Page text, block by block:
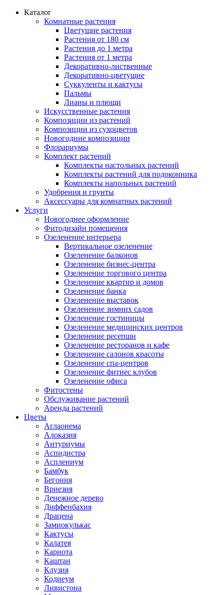
Каталог
Комнатные растения
Цветущие растения
Растения от 180 см
Растения до 1 метра
Растения от 1 метра
Декоративно-лиственные
Декоративно-цветущие
Суккуленты и кактусы
Пальмы
Лианы и плющи
Искусственные растения
Композиции из растений
Композиции из сухоцветов
Новогодние композиции
Флорариумы
Комплект растений
Комплекты настольных растений
Комплекты растений для подоконника
Комплекты напольных растений
Удобрения и грунты
Аксессуары для комнатных растений
Услуги
Новогоднее оформление
Фитодизайн помещения
Озеленение интерьера
Вертикальное озеленение
Озеленение балконов
Озеленение бизнес-центра
Озеленение торгового центра
Озеленение квартир и домов
Озеленение банка
Озеленение выставок
Озеленение зимних садов
Озеленение гостиницы
Озеленение медицинских центров
Озеленение ресепшн
Озеленение ресторанов и кафе
Озеленение салонов красоты
Озеленение спа-центров
Озеленение фитнес клубов
Озеленение офиса
Фитостены
Обслуживание растений
Аренда растений
Цветы
Аглаонема
Алоказия
Антуриумы
Аспидистра
Асплениум
Бамбук
Бегония
Вриезия
Денежное дерево
Диффенбахия
Драцена
Замиокулькас
Кактусы
Калатея
Кариота
Каштан
Клузия
Кодиеум
Ливистона